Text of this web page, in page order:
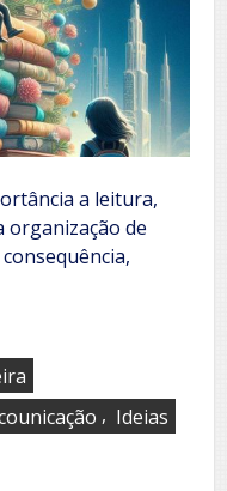
a leitura,
organização de
, Ideias